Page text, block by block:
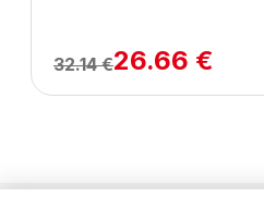
32.14 €26.66 €